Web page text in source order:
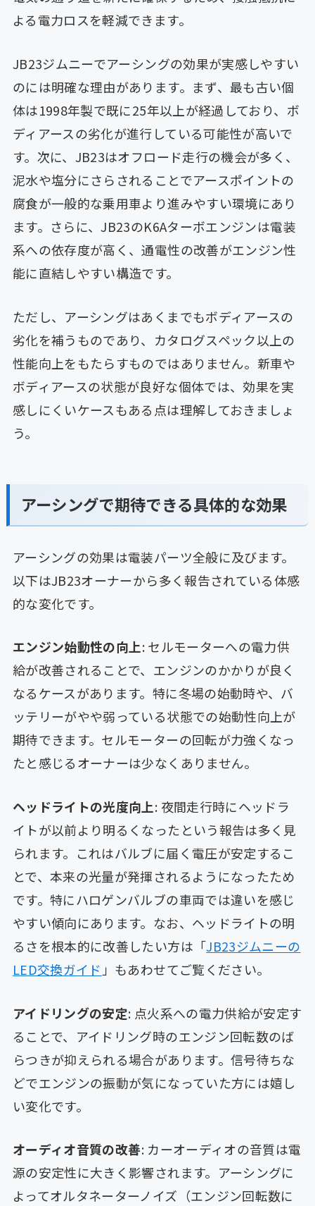
よる電力ロスを軽減できます。
JB23ジムニーでアーシングの効果が実感しやすい
のには明確な理由があります。まず、最も古い個
体は1998年製で既に25年以上が経過しており、ボ
ディアースの劣化が進行している可能性が高いで
す。次に、JB23はオフロード走行の機会が多く、
泥水や塩分にさらされることでアースポイントの
腐食が一般的な乗用車より進みやすい環境にあり
ます。さらに、JB23のK6Aターボエンジンは電装
系への依存度が高く、通電性の改善がエンジン性
能に直結しやすい構造です。
ただし、アーシングはあくまでもボディアースの
劣化を補うものであり、カタログスペック以上の
性能向上をもたらすものではありません。新車や
ボディアースの状態が良好な個体では、効果を実
感しにくいケースもある点は理解しておきましょ
う。
アーシングで期待できる具体的な効果
アーシングの効果は電装パーツ全般に及びます。
以下はJB23オーナーから多く報告されている体感
的な変化です。
エンジン始動性の向上: セルモーターへの電力供
給が改善されることで、エンジンのかかりが良く
なるケースがあります。特に冬場の始動時や、バ
ッテリーがやや弱っている状態での始動性向上が
期待できます。セルモーターの回転が力強くなっ
たと感じるオーナーは少なくありません。
ヘッドライトの光度向上: 夜間走行時にヘッドラ
イトが以前より明るくなったという報告は多く見
られます。これはバルブに届く電圧が安定するこ
とで、本来の光量が発揮されるようになったため
です。特にハロゲンバルブの車両では違いを感じ
やすい傾向にあります。なお、ヘッドライトの明
るさを根本的に改善したい方は「JB23ジムニーの
LED交換ガイド 」もあわせてご覧ください。
アイドリングの安定: 点火系への電力供給が安定す
ることで、アイドリング時のエンジン回転数のば
らつきが抑えられる場合があります。信号待ちな
どでエンジンの振動が気になっていた方には嬉し
い変化です。
オーディオ音質の改善: カーオーディオの音質は電
源の安定性に大きく影響されます。アーシングに
よってオルタネーターノイズ（エンジン回転数に